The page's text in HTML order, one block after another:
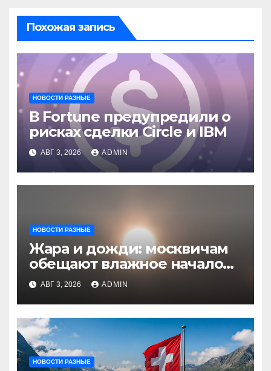
Похожая запись
НОВОСТИ РАЗНЫЕ
В Fortune предупредили о
рисках сделки Circle и IBM
АВГ 3, 2026 ADMIN
НОВОСТИ РАЗНЫЕ
Жара и дожди: москвичам
обещают влажное начало
августа
АВГ 3, 2026 ADMIN
НОВОСТИ РАЗНЫЕ